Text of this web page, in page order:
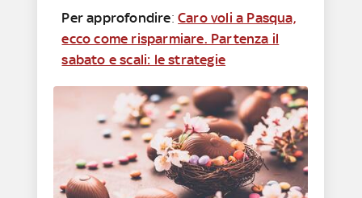
Per approfondire:Caro voli a Pasqua,
ecco come risparmiare. Partenza il
sabato e scali: le strategie